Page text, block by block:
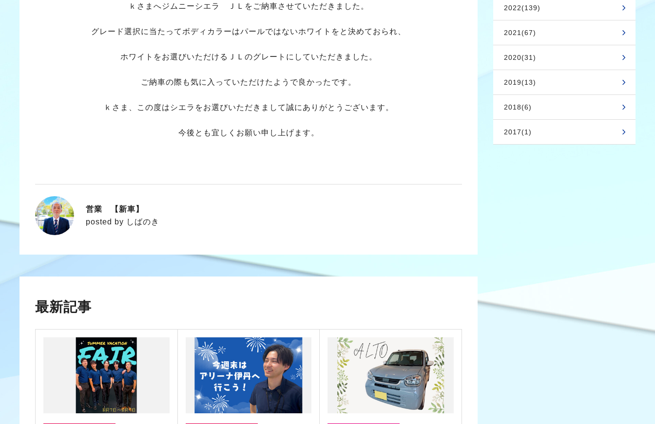
ｋさまへジムニーシエラ ＪＬをご納車させていただきました。
グレード選択に当たってボディカラーはパールではないホワイトをと決めておられ、
ホワイトをお選びいただけるＪＬのグレートにしていただきました。
ご納車の際も気に入っていただけたようで良かったです。
ｋさま、この度はシエラをお選びいただきまして誠にありがとうございます。
今後とも宜しくお願い申し上げます。
しばのき
営業 【新車】
posted by しばのき
最新記事
2022(139)
2021(67)
2020(31)
2019(13)
2018(6)
2017(1)